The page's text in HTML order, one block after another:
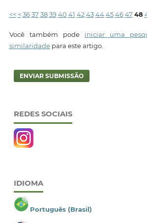
<< < 36 37 38 39 40 41 42 43 44 45 46 47 48
Você também pode iniciar uma
similaridadepara este artigo.
ENVIAR SUBMISSÃO
REDES SOCIAIS
IDIOMA
Português (Brasil)